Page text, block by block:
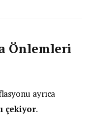
Önlemleri
ayrıca
çekiyor.